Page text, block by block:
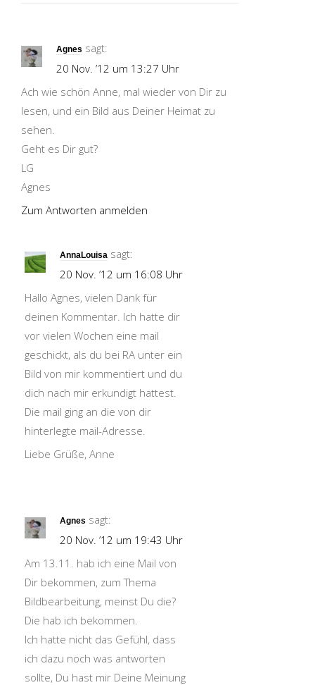
Agnes sagt:
20 Nov. ’12 um 13:27 Uhr
Ach wie schön Anne, mal wieder von Dir zu
lesen, und ein Bild aus Deiner Heimat zu
sehen.
Geht es Dir gut?
LG
Agnes
Zum Antworten anmelden
AnnaLouisa sagt:
20 Nov. ’12 um 16:08 Uhr
Hallo Agnes, vielen Dank für
deinen Kommentar. Ich hatte dir
vor vielen Wochen eine mail
geschickt, als du bei RA unter ein
Bild von mir kommentiert und du
dich nach mir erkundigt hattest.
Die mail ging an die von dir
hinterlegte mail-Adresse.
Liebe Grüße, Anne
Agnes sagt:
20 Nov. ’12 um 19:43 Uhr
Am 13.11. hab ich eine Mail von
Dir bekommen, zum Thema
Bildbearbeitung, meinst Du die?
Die hab ich bekommen.
Ich hatte nicht das Gefühl, dass
ich dazu noch was antworten
sollte, Du hast mir Deine Meinung